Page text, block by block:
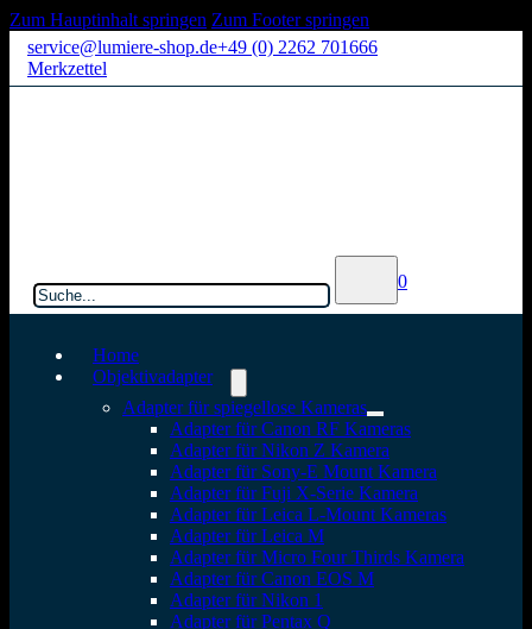
Zum Hauptinhalt springen Zum Footer springen
service@lumiere-shop.de+49 (0) 2262 701666
Merkzettel
0
Home
Objektivadapter
Adapter für spiegellose Kameras
Adapter für Canon RF Kameras
Adapter für Nikon Z Kamera
Adapter für Sony-E Mount Kamera
Adapter für Fuji X-Serie Kamera
Adapter für Leica L-Mount Kameras
Adapter für Leica M
Adapter für Micro Four Thirds Kamera
Adapter für Canon EOS M
Adapter für Nikon 1
Adapter für Pentax Q